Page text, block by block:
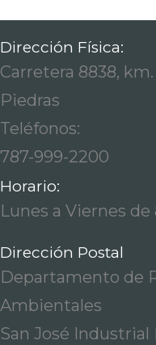
Dirección Física:
Carretera 8838,
Piedras
Teléfonos:
787-999-2200
Horario:
Lunes a Viernes
Dirección Postal
Departamento de
Ambientales
San José Industrial